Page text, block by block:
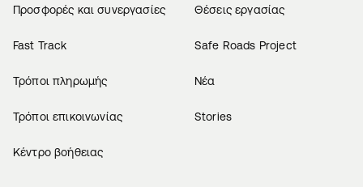
Προσφορές και συνεργασίες
Fast Track
Τρόποι πληρωμής
Τρόποι επικοινωνίας
Κέντρο βοήθειας
Θέσεις εργασίας
Safe Roads Project
Νέα
Stories